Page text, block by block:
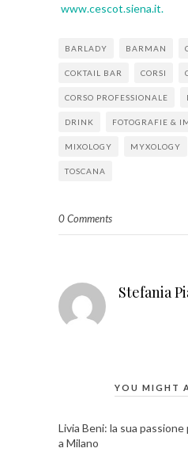
www.cescot.siena.it.
BARLADY BARMAN
COKTAIL BAR CORSI
CORSO PROFESSIONALE
DRINK FOTOGRAFIE &
MIXOLOGY MYXOLOGY
TOSCANA
0 Comments
Stefania
YOU MIGHT
Livia Beni: la sua
a Milano